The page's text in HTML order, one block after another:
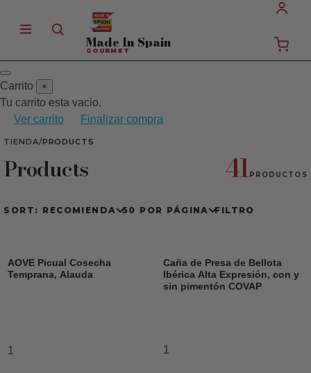
Made In Spain
GOURMET
Carrito ×
Tu carrito esta vacio.
Ver carrito
Finalizar compra
TIENDA/PRODUCTS
Products 41PRODUCTOS
SORT: RECOMIENDA 50 POR PÁGINA FILTRO
AOVE Picual Cosecha
Temprana, Alauda
1
Caña de Presa de Bellota
Ibérica Alta Expresión, con y
sin pimentón COVAP
1